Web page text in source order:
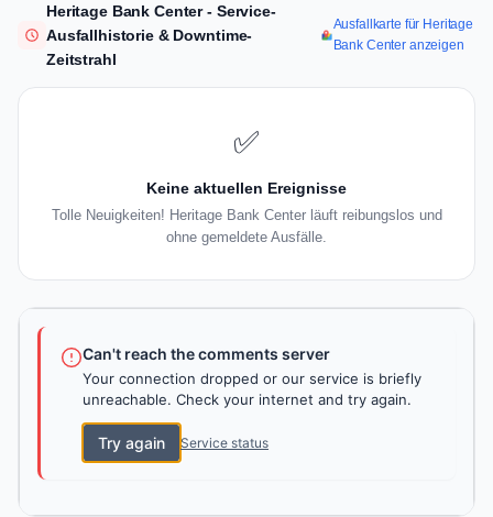
Heritage Bank Center - Service-
Ausfallhistorie & Downtime-
Zeitstrahl
Ausfallkarte für Heritage
Bank Center anzeigen
✅
Keine aktuellen Ereignisse
Tolle Neuigkeiten! Heritage Bank Center läuft reibungslos und
ohne gemeldete Ausfälle.
Can't reach the comments server
Your connection dropped or our service is briefly
unreachable. Check your internet and try again.
Try again Service status